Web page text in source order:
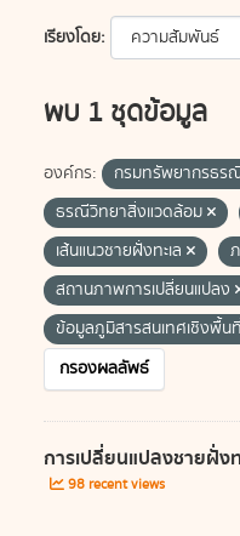
เรียงโดย
พบ 1 ชุดข้อมูล
องค์กร: กรมทรัพยากรธร
ธรณีวิทยาสิ่งแวดล้อม
เส้นแนวชายฝั่งทะเล
สถานภาพการเปลี่ยนแปลง
ข้อมูลภูมิสารสนเทศเชิงพื้นที่
กรองผลลัพธ์
การเปลี่ยนแปลงชายฝั่งท
98 recent views